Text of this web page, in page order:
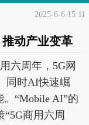
2025-6-6 15:11
动产业变革
六周年，5G网
同时AI快速崛
“Mobile AI”的
商用六周